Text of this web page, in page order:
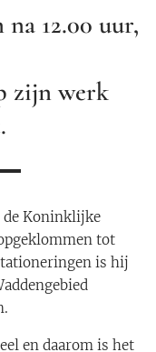
12.00 uur,
zijn werk
de Koninklijke
tot
is hij
en daarom is het